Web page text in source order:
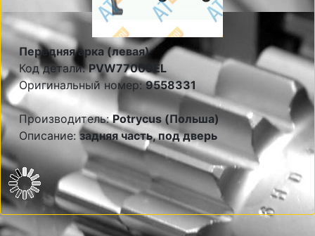
Передняя арка (левая)
Код детали:PVW77009EL
Оригинальный номер:9558331
Производитель:Potrycus (Польша)
Описание:задняя часть, под дверь